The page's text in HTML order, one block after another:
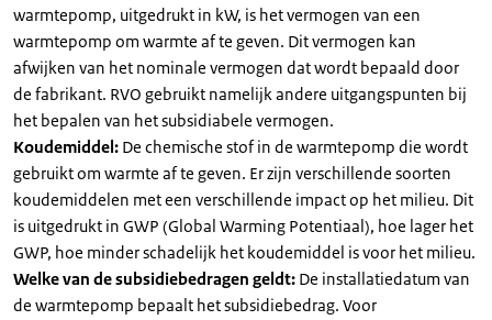
warmtepomp, uitgedrukt in kW, is het vermogen van een
warmtepomp om warmte af te geven. Dit vermogen kan
afwijken van het nominale vermogen dat wordt bepaald door
de fabrikant. RVO gebruikt namelijk andere uitgangspunten bij
het bepalen van het subsidiabele vermogen.
Koudemiddel: De chemische stof in de warmtepomp die wordt
gebruikt om warmte af te geven. Er zijn verschillende soorten
koudemiddelen met een verschillende impact op het milieu. Dit
is uitgedrukt in GWP (Global Warming Potentiaal), hoe lager het
GWP, hoe minder schadelijk het koudemiddel is voor het milieu.
Welke van de subsidiebedragen geldt: De installatiedatum van
de warmtepomp bepaalt het subsidiebedrag. Voor